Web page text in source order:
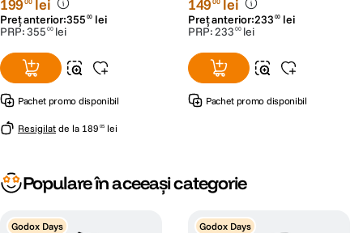
199 lei
Preț anterior:355 00 lei
PRP:355 00 lei
Pachet promo disponibil
Resigilat de la 189 05 lei
149 lei
Preț anterior:233 00 lei
PRP:233 00 lei
Pachet promo disponibil
Populare în aceeași categorie
Godox Days Godox Days